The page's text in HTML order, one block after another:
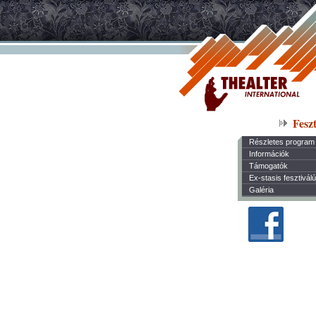
Részletes program
Információk
Támogatók
Ex-stasis
Galéria